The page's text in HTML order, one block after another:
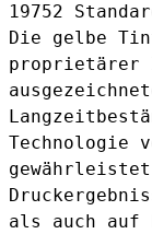
19752
Die gelbe
proprietärer
Technologie
als auch auf